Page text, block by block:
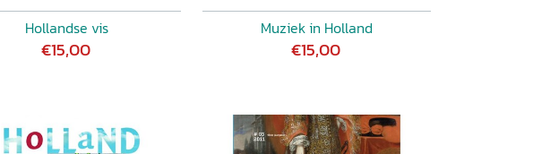
Hollandse vis
€15,00
Muziek in Holland
€15,00